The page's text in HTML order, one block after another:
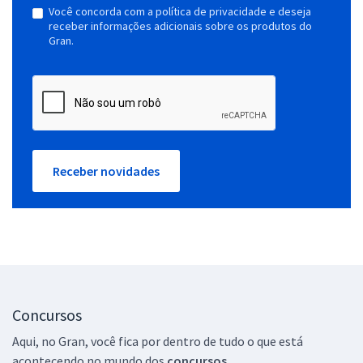
Você concorda com a política de privacidade e deseja
receber informações adicionais sobre os produtos do
Gran.
Receber novidades
Concursos
Aqui, no Gran, você fica por dentro de tudo o que está